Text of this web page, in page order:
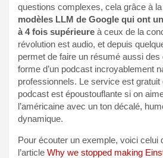
questions complexes, cela grâce à la
modèles LLM de Google qui ont
à 4 fois supérieure à ceux de la
révolution est audio, et depuis
permet de faire un résumé aussi
forme d’un podcast incroyablement
professionnels. Le service est gratuit
podcast est époustouflante si on
l’américaine avec un ton décalé,
dynamique.
Pour écouter un exemple, voici celui
l’article Why we stopped making